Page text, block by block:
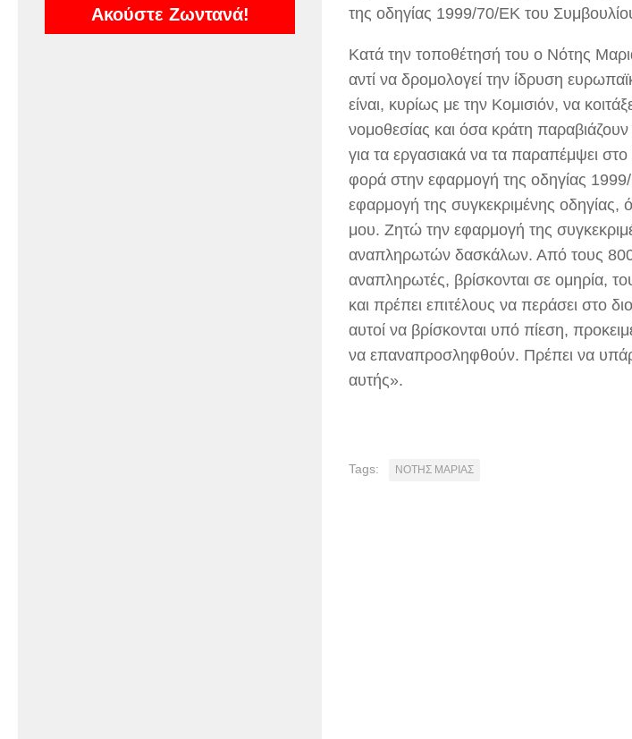
της οδηγίας 1999/70/ΕΚ του
Κατά την τοποθέτησή του ο Νότης
αντί να δρομολογεί την ίδρυση
είναι, κυρίως με την Κομισιόν, να
νομοθεσίας και όσα κράτη
για τα εργασιακά να τα παραπέμψει
φορά στην εφαρμογή της οδηγίας
εφαρμογή της συγκεκριμένης οδηγίας,
μου. Ζητώ την εφαρμογή της
αναπληρωτών δασκάλων. Από τους
αναπληρωτές, βρίσκονται σε ομηρία,
και πρέπει επιτέλους να περάσει στο
αυτοί να βρίσκονται υπό πίεση,
να επαναπροσληφθούν. Πρέπει να
αυτής».
Tags: ΝΟΤΗΣ ΜΑΡΙΑΣ
Ακούστε Ζωντανά!